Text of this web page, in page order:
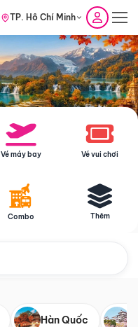
TP. Hồ Chí Minh
Vé máy bay Vé vui chơi
Combo Thêm
Hàn Quốc